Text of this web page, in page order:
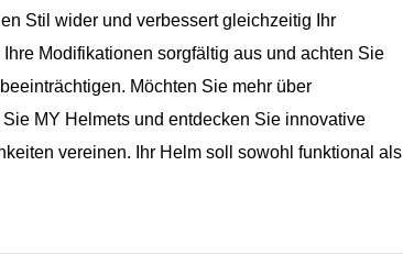
Stil wider und verbessert gleichzeitig Ihr
Modifikationen sorgfältig aus und achten Sie
Möchten Sie mehr über
MY Helmets und entdecken Sie innovative
vereinen. Ihr Helm soll sowohl funktional als